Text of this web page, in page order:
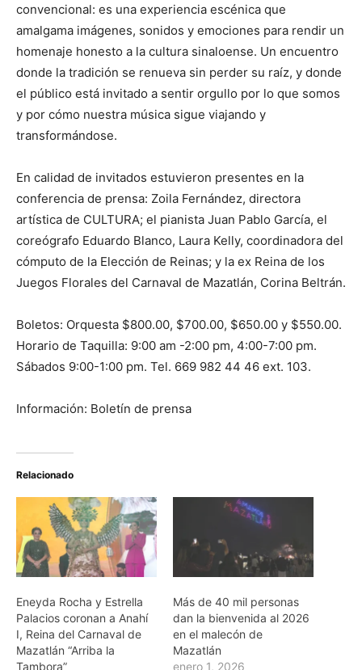
convencional: es una experiencia escénica que
amalgama imágenes, sonidos y emociones para rendir un
homenaje honesto a la cultura sinaloense. Un encuentro
donde la tradición se renueva sin perder su raíz, y donde
el público está invitado a sentir orgullo por lo que somos
y por cómo nuestra música sigue viajando y
transformándose.
En calidad de invitados estuvieron presentes en la
conferencia de prensa: Zoila Fernández, directora
artística de CULTURA; el pianista Juan Pablo García, el
coreógrafo Eduardo Blanco, Laura Kelly, coordinadora del
cómputo de la Elección de Reinas; y la ex Reina de los
Juegos Florales del Carnaval de Mazatlán, Corina Beltrán.
Boletos: Orquesta $800.00, $700.00, $650.00 y $550.00.
Horario de Taquilla: 9:00 am -2:00 pm, 4:00-7:00 pm.
Sábados 9:00-1:00 pm. Tel. 669 982 44 46 ext. 103.
Información: Boletín de prensa
Relacionado
Eneyda Rocha y Estrella
Palacios coronan a Anahí
I, Reina del Carnaval de
Mazatlán “Arriba la
Tambora”
Más de 40 mil personas
dan la bienvenida al 2026
en el malecón de
Mazatlán
enero 1, 2026